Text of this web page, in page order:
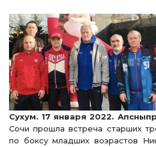
Сухум. 17 января 2022.
Сочи прошла встреча старших
по боксу младших возрастов